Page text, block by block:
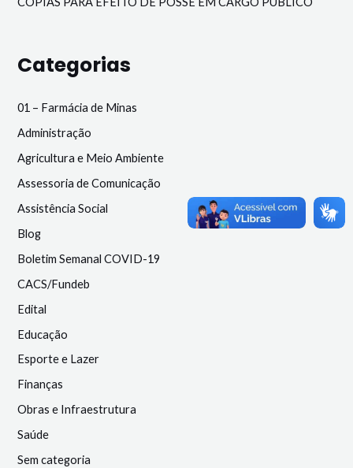
Categorias
01 – Farmácia de Minas
Administração
Agricultura e Meio Ambiente
Assessoria de Comunicação
Assistência Social
Blog
Boletim Semanal COVID-19
CACS/Fundeb
Edital
Educação
Esporte e Lazer
Finanças
Obras e Infraestrutura
Saúde
Sem categoria